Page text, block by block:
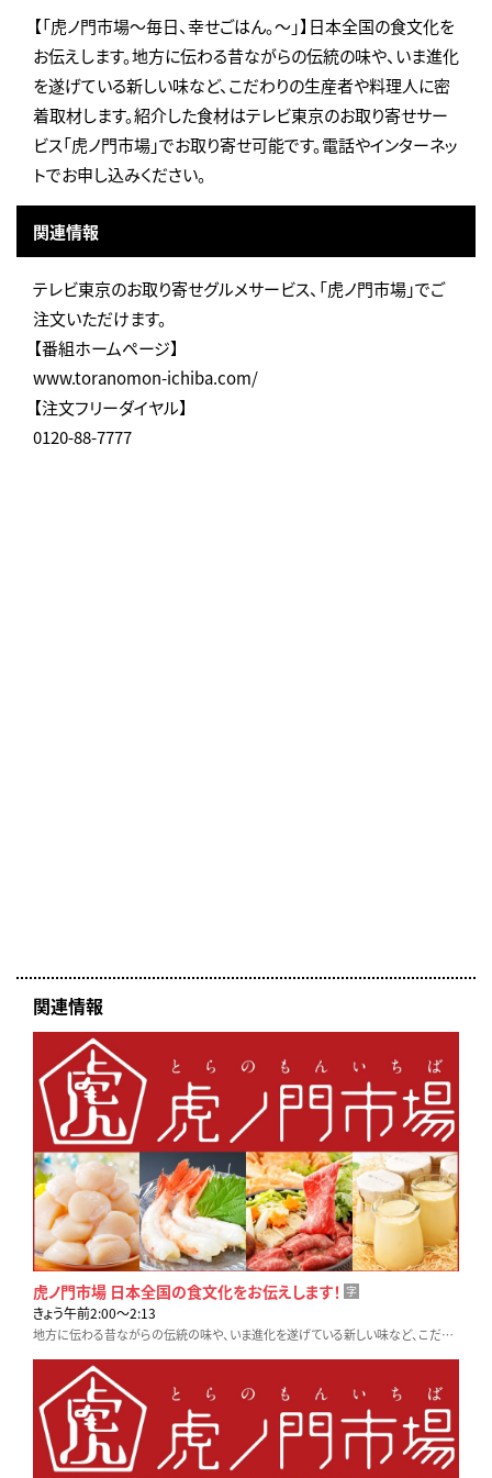
【「虎ノ門市場～毎日、幸せごはん。～」】日本全国の食文化を
お伝えします。地方に伝わる昔ながらの伝統の味や、いま進化
を遂げている新しい味など、こだわりの生産者や料理人に密
着取材します。紹介した食材はテレビ東京のお取り寄せサー
ビス「虎ノ門市場」でお取り寄せ可能です。電話やインターネッ
トでお申し込みください。
関連情報
テレビ東京のお取り寄せグルメサービス、「虎ノ門市場」でご
注文いただけます。
【番組ホームページ】
www.toranomon-ichiba.com/
【注文フリーダイヤル】
0120-88-7777
関連情報
虎ノ門市場 日本全国の食文化をお伝えします！ 字
きょう午前2:00〜2:13
地方に伝わる昔ながらの伝統の味や、いま進化を遂げている新しい味など、こだわりの生産者や料理人に密着取材します。テレビ東京「虎ノ門市場」でお取り寄せも可能です！